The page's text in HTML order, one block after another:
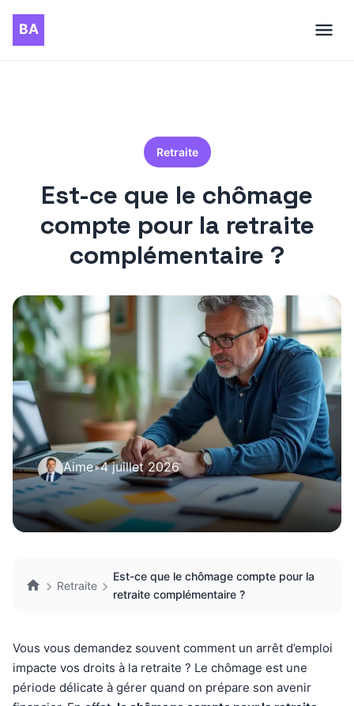
Retraite
Est-ce que le chômage
compte pour la retraite
complémentaire ?
Aime•4 juillet 2026
Retraite
Est-ce que le chômage compte pour la
retraite complémentaire ?
Vous vous demandez souvent comment un arrêt d’emploi
impacte vos droits à la retraite ? Le chômage est une
période délicate à gérer quand on prépare son avenir